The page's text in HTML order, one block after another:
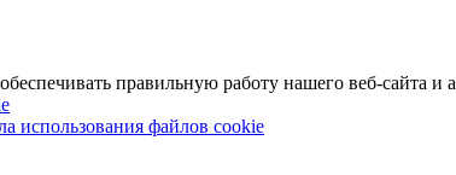
правильную работу нашего веб-сайта и
использования файлов cookie